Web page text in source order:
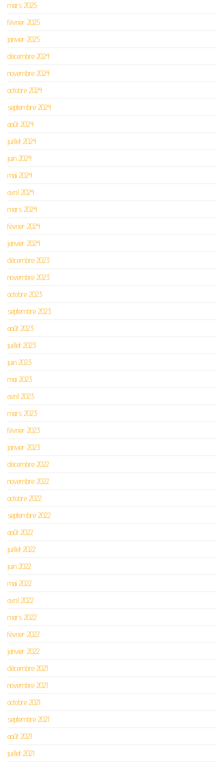
mars 2025
février 2025
janvier 2025
décembre 2024
novembre 2024
octobre 2024
septembre 2024
août 2024
juillet 2024
juin 2024
mai 2024
avril 2024
mars 2024
février 2024
janvier 2024
décembre 2023
novembre 2023
octobre 2023
septembre 2023
août 2023
juillet 2023
juin 2023
mai 2023
avril 2023
mars 2023
février 2023
janvier 2023
décembre 2022
novembre 2022
octobre 2022
septembre 2022
août 2022
juillet 2022
juin 2022
mai 2022
avril 2022
mars 2022
février 2022
janvier 2022
décembre 2021
novembre 2021
octobre 2021
septembre 2021
août 2021
juillet 2021